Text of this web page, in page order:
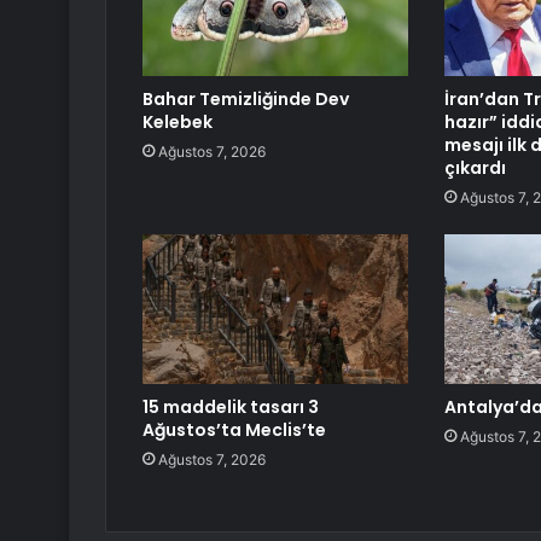
Bahar Temizliğinde Dev
Kelebek
Ağustos 7, 2026
İran’dan
hazır”
mesajı ilk
çıkardı
Ağustos 7,
15 maddelik tasarı 3
Ağustos’ta Meclis’te
Ağustos 7, 2026
Ağustos 7,